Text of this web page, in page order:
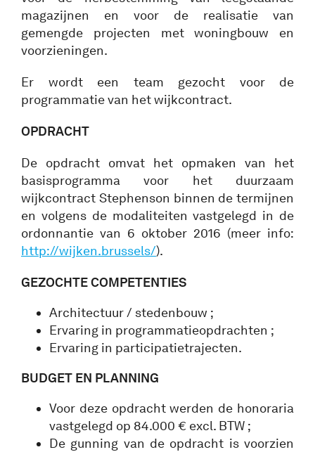
magazijnen en voor de realisatie van
gemengde projecten met woningbouw en
voorzieningen.
Er wordt een team gezocht voor de
programmatie van het wijkcontract.
OPDRACHT
De opdracht omvat het opmaken van het
basisprogramma voor het duurzaam
wijkcontract Stephenson binnen de termijnen
en volgens de modaliteiten vastgelegd in de
ordonnantie van 6 oktober 2016 (meer info:
http://wijken.brussels/).
GEZOCHTE COMPETENTIES
Architectuur / stedenbouw ;
Ervaring in programmatieopdrachten ;
Ervaring in participatietrajecten.
BUDGET EN PLANNING
Voor deze opdracht werden de honoraria
vastgelegd op 84.000 € excl. BTW ;
De gunning van de opdracht is voorzien